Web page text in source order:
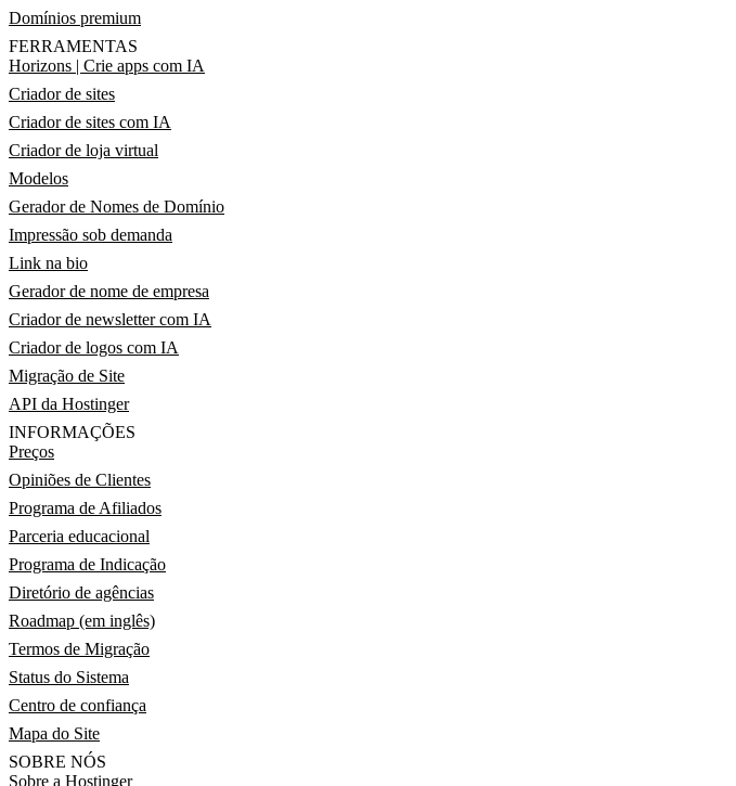
Domínios premium
FERRAMENTAS
Horizons | Crie apps com IA
Criador de sites
Criador de sites com IA
Criador de loja virtual
Modelos
Gerador de Nomes de Domínio
Impressão sob demanda
Link na bio
Gerador de nome de empresa
Criador de newsletter com IA
Criador de logos com IA
Migração de Site
API da Hostinger
INFORMAÇÕES
Preços
Opiniões de Clientes
Programa de Afiliados
Parceria educacional
Programa de Indicação
Diretório de agências
Roadmap (em inglês)
Termos de Migração
Status do Sistema
Centro de confiança
Mapa do Site
SOBRE NÓS
Sobre a Hostinger